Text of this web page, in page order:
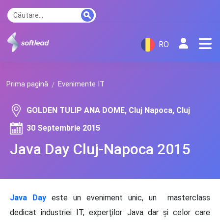
RO
Prima pagină Evenimente IT
Java Day Cluj-Napoca 2015
GOLDEN TULIP ANA DOME, Cluj Napoca, Cluj
30 Septembrie 2015
Java Day este un eveniment unic, un masterclass
dedicat industriei IT, experţilor Java dar şi celor care